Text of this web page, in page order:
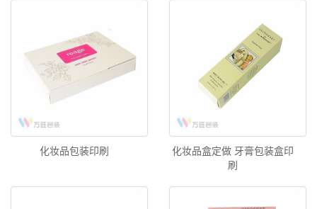
化妆品包装印刷
化妆品盒定做 牙膏包装盒印
刷